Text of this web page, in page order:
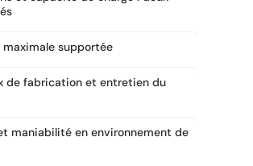
maximale supportée
de fabrication et entretien du
maniabilité en environnement de